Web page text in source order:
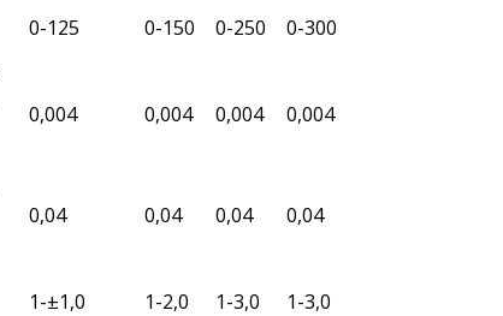
0-125 0-150 0-250
0-300
0,004 0,004 0,004 0,004
0,04 0,04 0,04 0,04
1-±1,0 1-2,0 1-3,0 1-3,0